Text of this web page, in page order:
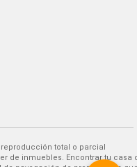
total o parcial